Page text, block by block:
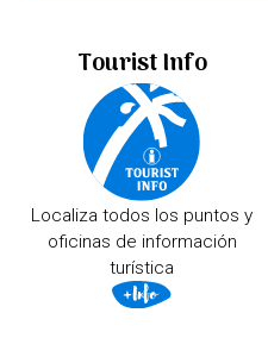
Tourist Info
Localiza todos los puntos y
oficinas de información
turística